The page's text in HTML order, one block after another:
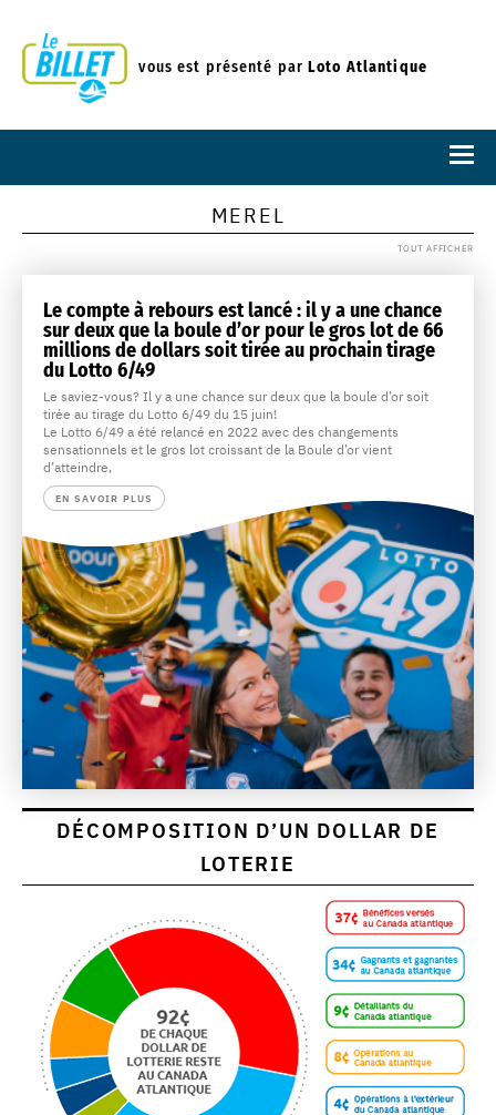
vous est présenté parLoto Atlantique
MEREL
TOUT AFFICHER
Le compte à rebours est lancé : il y a une chance
sur deux que la boule d’or pour le gros lot de 66
millions de dollars soit tirée au prochain tirage
du Lotto 6/49
Le saviez-vous? Il y a une chance sur deux que la boule d’or soit
tirée au tirage du Lotto 6/49 du 15 juin!
Le Lotto 6/49 a été relancé en 2022 avec des changements
sensationnels et le gros lot croissant de la Boule d’or vient
d’atteindre,
EN SAVOIR PLUS
DÉCOMPOSITION D’UN DOLLAR DE
LOTERIE